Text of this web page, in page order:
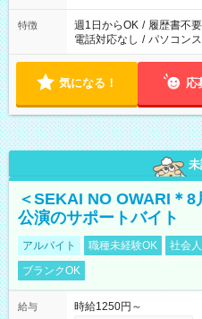
特徴 週1日からOK / 履歴書不要
電話対応なし / パソコン
気になる！ 応
＜SEKAI NO OWARI＊
公演のサポートバイト
アルバイト 職種未経験OK 社会
ブランクOK
給与
時給1250円～